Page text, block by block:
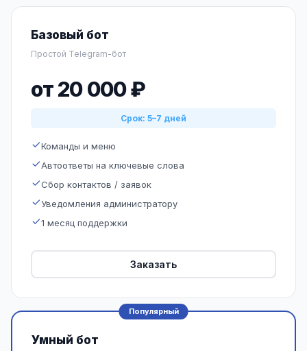
Базовый бот
Простой Telegram-бот
от 20 000 ₽
Срок: 5–7 дней
Команды и меню
Автоответы на ключевые слова
Сбор контактов / заявок
Уведомления администратору
1 месяц поддержки
Заказать
Популярный
Умный бот